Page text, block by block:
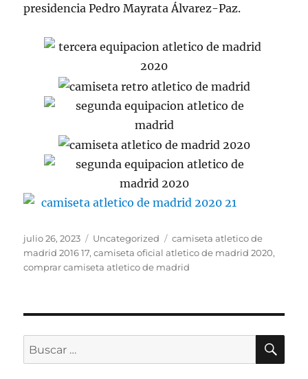
presidencia Pedro Mayrata Álvarez-Paz.
Publicado
el
julio 26, 2023 Categorías
Uncategorized Etiquetas
camiseta atletico de
madrid 2016 17,camiseta oficial atletico de madrid 2020,
comprar camiseta atletico de madrid
Buscar
por: